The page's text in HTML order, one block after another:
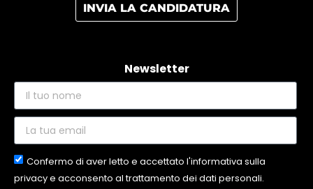
INVIA LA CANDIDATURA
Newsletter
Confermo di aver letto e accettato l'informativa sulla
privacy e acconsento al trattamento dei dati personali.